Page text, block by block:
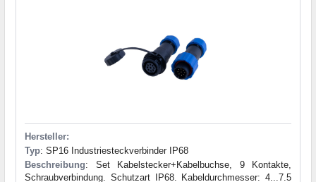
Hersteller:
Typ: SP16 Industriesteckverbinder IP68
Beschreibung: Set Kabelstecker+Kabelbuchse, 9 Kontakte,
Schraubverbindung. Schutzart IP68. Kabeldurchmesser: 4...7.5